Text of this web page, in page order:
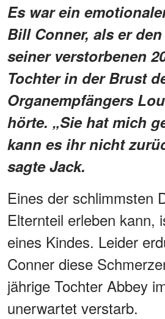
Es war ein
Bill Conner, als er
seiner verstorbenen
Tochter in der Brust
Organempfängers
hörte. „Sie hat mich
kann es ihr nicht
sagte Jack.
Eines der schlimmsten
Elternteil erleben kann,
eines Kindes. Leider
Conner diese
jährige Tochter Abbey
unerwartet verstarb.